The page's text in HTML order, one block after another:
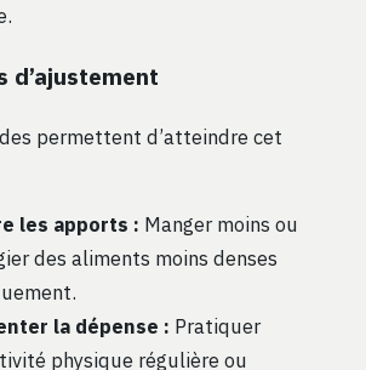
d’ajustement
permettent d’atteindre cet
les apports : Manger moins ou
des aliments moins denses
la dépense : Pratiquer
physique régulière ou